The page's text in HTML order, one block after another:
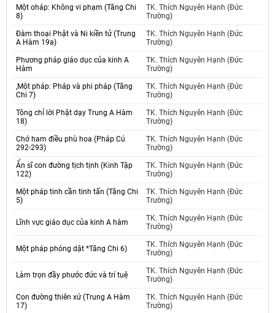
Một oháp: Không vi phạm (Tăng Chi
8)
TK. Thích Nguyên Hạnh (Đức
Trường)
Đàm thoại Phật và Ni kiền tử (Trung
A Hàm 19a)
TK. Thích Nguyên Hạnh (Đức
Trường)
Phương pháp giáo dục của kinh A
Hàm
TK. Thích Nguyên Hạnh (Đức
Trường)
,Một pháp: Pháp và phi pháp (Tăng
Chi 7)
TK. Thích Nguyên Hạnh (Đức
Trường)
Tông chỉ lời Phật dạy Trung A Hàm
18)
TK. Thích Nguyên Hạnh (Đức
Trường)
Chớ ham điều phù hoa (Pháp Cú
292-293)
TK. Thích Nguyên Hạnh (Đức
Trường)
Ẩn sĩ con đường tịch tịnh (Kinh Tập
122)
TK. Thích Nguyên Hạnh (Đức
Trường)
Một pháp tinh cần tinh tấn (Tăng Chi
5)
TK. Thích Nguyên Hạnh (Đức
Trường)
Lĩnh vực giáo dục của kinh A hàm
TK. Thích Nguyên Hạnh (Đức
Trường)
Một pháp phóng dật *Tăng Chi 6)
TK. Thích Nguyên Hạnh (Đức
Trường)
Làm trọn đầy phước đức và trí tuệ
TK. Thích Nguyên Hạnh (Đức
Trường)
Con đường thiên xứ (Trung A Hàm
17)
TK. Thích Nguyên Hạnh (Đức
Trường)